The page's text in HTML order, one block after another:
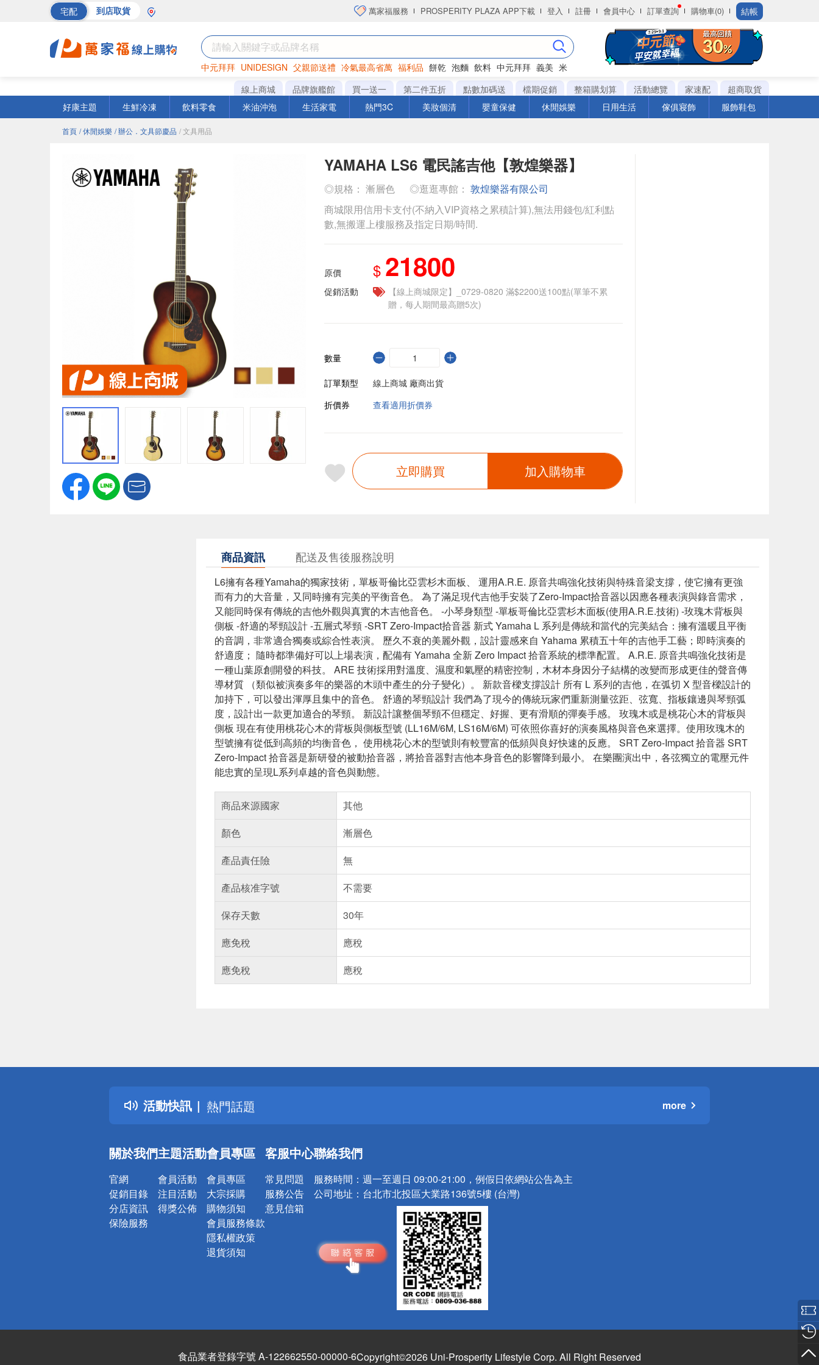
宅配 到店取貨 萬家福服務 PROSPERITY PLAZA APP下載 登入 註冊 會員中心 訂單查詢 購物車(0) 結帳
中元拜拜 UNIDESIGN 父親節送禮 冷氣最高省萬 福利品 餅乾 泡麵 飲料 中元拜拜 義美 米
巧克力 罐頭 衛生紙
線上商城 品牌旗艦館 買一送一 第二件五折 點數加碼送 檔期促銷 整箱購划算 活動總覽 家速配
超商取貨
好康主題
生鮮冷凍 飲料零食 米油沖泡 生活家電 熱門3C 美妝個清 嬰童保健 休閒娛樂 日用生活 傢俱寢飾 服飾鞋包
首頁 / 休閒娛樂 / 辦公．文具節慶品 / 文具用品
YAMAHA LS6 電民謠吉他【敦煌樂器】
◎規格： 漸層色 ◎逛逛專館： 敦煌樂器有限公司
商城限用信用卡支付(不納入VIP資格之累積計算),無法用錢包/紅利點
數,無搬運上樓服務及指定日期/時間.
原價 $ 21800
促銷活動
【線上商城限定】_0729-0820 滿$2200送100點(單筆不累
贈，每人期間最高贈5次)
數量
訂單類型
線上商城 廠商出貨
折價券
查看適用折價券
立即購買 加入購物車
商品資訊 配送及售後服務說明
L6擁有各種Yamaha的獨家技術，單板哥倫比亞雲杉木面板、 運用A.R.E. 原音共鳴強化技術與特殊音梁支撐，使它擁有更強
而有力的大音量，又同時擁有完美的平衡音色。 為了滿足現代吉他手安裝了Zero-Impact拾音器以因應各種表演與錄音需求，
又能同時保有傳統的吉他外觀與真實的木吉他音色。 -小琴身類型 -單板哥倫比亞雲杉木面板(使用A.R.E.技術) -玫瑰木背板與
側板 -舒適的琴頸設計 -五層式琴頸 -SRT Zero-Impact拾音器 新式 Yamaha L 系列是傳統和當代的完美結合：擁有溫暖且平衡
的音調，非常適合獨奏或綜合性表演。 歷久不衰的美麗外觀，設計靈感來自 Yahama 累積五十年的吉他手工藝；即時演奏的
舒適度； 隨時都準備好可以上場表演，配備有 Yamaha 全新 Zero Impact 拾音系統的標準配置。 A.R.E. 原音共鳴強化技術是
一種山葉原創開發的科技。 ARE 技術採用對溫度、濕度和氣壓的精密控制，木材本身因分子結構的改變而形成更佳的聲音傳
導材質 （類似被演奏多年的樂器的木頭中產生的分子變化）。 新款音樑支撐設計 所有 L 系列的吉他，在弧切 X 型音樑設計的
加持下，可以發出渾厚且集中的音色。 舒適的琴頸設計 我們為了現今的傳統玩家們重新測量弦距、弦寬、指板鑲邊與琴頸弧
度，設計出一款更加適合的琴頸。 新設計讓整個琴頸不但穩定、好握、更有滑順的彈奏手感。 玫瑰木或是桃花心木的背板與
側板 現在有使用桃花心木的背板與側板型號 (LL16M/6M, LS16M/6M) 可依照你喜好的演奏風格與音色來選擇。使用玫瑰木的
型號擁有從低到高頻的均衡音色， 使用桃花心木的型號則有較豐富的低頻與良好快速的反應。 SRT Zero-Impact 拾音器 SRT
Zero-Impact 拾音器是新研發的被動拾音器，將拾音器對吉他本身音色的影響降到最小。 在樂團演出中，各弦獨立的電壓元件
能忠實的呈現L系列卓越的音色與動態。
商品來源國家
其他
顏色
漸層色
產品責任險
無
產品核准字號
不需要
保存天數
30年
應免稅
應稅
應免稅
應稅
活動快訊
詐騙網頁！請小心！
得獎公告
熱門話題
銀行優惠
詐騙網頁！請小心！
more
關於我們
官網
促銷目錄
分店資訊
保險服務
主題活動
會員活動
注目活動
得獎公佈
會員專區
會員專區
大宗採購
購物須知
會員服務條款
隱私權政策
退貨須知
客服中心
常見問題
服務公告
意見信箱
聯絡我們
服務時間： 週一至週日 09:00-21:00，例假日依網站公告為主
公司地址： 台北市北投區大業路136號5樓 (台灣)
食品業者登錄字號 A-122662550-00000-6Copyright©2026 Uni-Prosperity Lifestyle Corp. All Right Reserved